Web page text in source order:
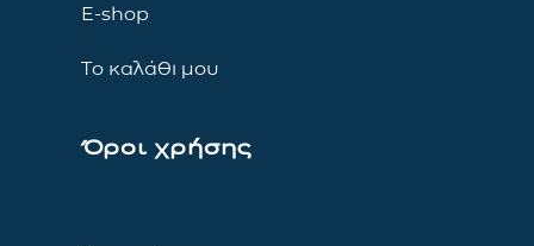
E-shop
Το καλάθι μου
Όροι χρήσης